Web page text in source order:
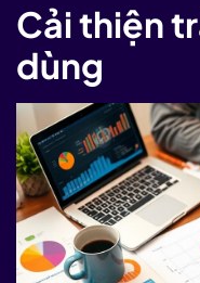
Cải thiện
dùng